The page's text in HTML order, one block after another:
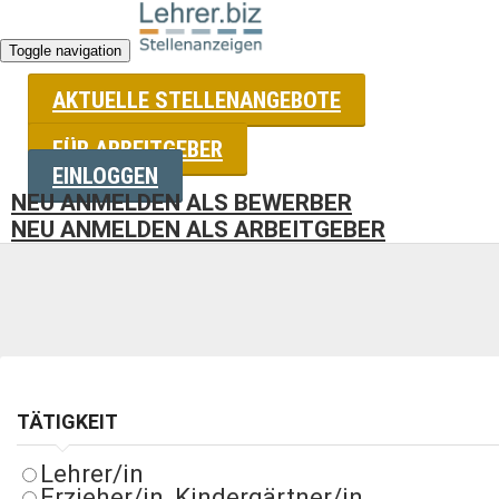
Toggle navigation
AKTUELLE STELLENANGEBOTE
FÜR ARBEITGEBER
EINLOGGEN
NEU ANMELDEN ALS BEWERBER
NEU ANMELDEN ALS ARBEITGEBER
STELLENANGEBOTE FÜR
Wir haben uns seit 20 Jahren auf Stellenangebote von
TÄTIGKEIT
Lehrer/in